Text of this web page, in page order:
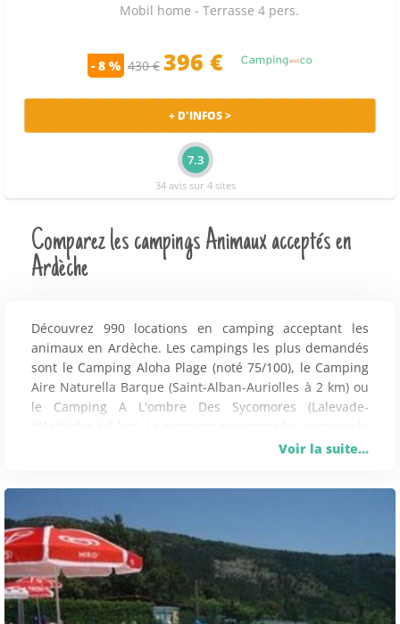
Mobil home - Terrasse 4 pers.
- 8 % 430 € 396 €
+ D'INFOS >
7.3
34 avis sur 4 sites
Comparez les campings Animaux acceptés en
Ardèche
Découvrez 990 locations en camping acceptant les
animaux en Ardèche. Les campings les plus demandés
sont le Camping Aloha Plage (noté 75/100), le Camping
Aire Naturella Barque (Saint-Alban-Auriolles à 2 km) ou
le Camping A L'ombre Des Sycomores (Lalevade-
moins cher en Ardèche est le Domaine de Gaujac (123€
avec un restaurant sur place, avec piscine et avec lit
Le prix moyen d'un mobilhome en juillet est de 792€
par semaine. Les prix démarrent à 586 €. Un
mobilhome sur cette destination en juillet est en
moyenne à 652 € pour 7 nuits et le tarif le moins cher
Voir la suite...